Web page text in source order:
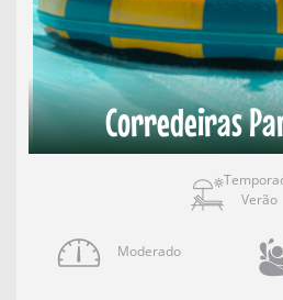
Corredeiras
Verão
Moderado